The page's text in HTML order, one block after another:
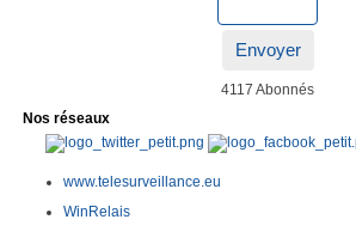
Envoyer
4117 Abonnés
Nos réseaux
www.telesurveillance.eu
WinRelais